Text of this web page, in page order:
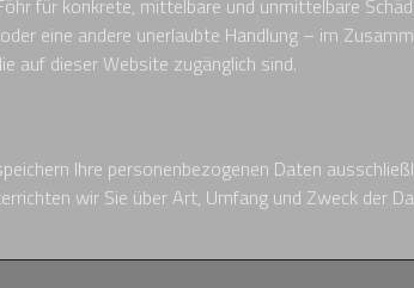
für konkrete, mittelbare und unmittelbare
eine andere unerlaubte Handlung – im
auf dieser Website zugänglich sind.
Ihre personenbezogenen Daten
wir Sie über Art, Umfang und Zweck der